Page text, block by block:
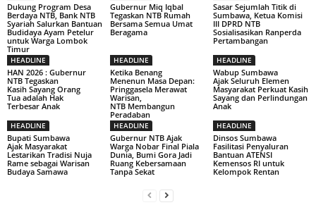
Dukung Program Desa
Berdaya NTB, Bank NTB
Syariah Salurkan Bantuan
Budidaya Ayam Petelur
untuk Warga Lombok
Timur
Gubernur Miq Iqbal
Tegaskan NTB Rumah
Bersama Semua Umat
Beragama
Sasar Sejumlah Titik di
Sumbawa, Ketua Komisi
III DPRD NTB
Sosialisasikan Ranperda
Pertambangan
HEADLINE
HAN 2026 : Gubernur
NTB Tegaskan
Kasih Sayang Orang
Tua adalah Hak
Terbesar Anak
HEADLINE
Ketika Benang
Menenun Masa Depan:
Pringgasela Merawat
Warisan,
NTB Membangun
Peradaban
HEADLINE
Wabup Sumbawa
Ajak Seluruh Elemen
Masyarakat Perkuat Kasih
Sayang dan Perlindungan
Anak
HEADLINE
Bupati Sumbawa
Ajak Masyarakat
Lestarikan Tradisi Nuja
Rame sebagai Warisan
Budaya Samawa
HEADLINE
Gubernur NTB Ajak
Warga Nobar Final Piala
Dunia, Bumi Gora Jadi
Ruang Kebersamaan
Tanpa Sekat
HEADLINE
Dinsos Sumbawa
Fasilitasi Penyaluran
Bantuan ATENSI
Kemensos RI untuk
Kelompok Rentan